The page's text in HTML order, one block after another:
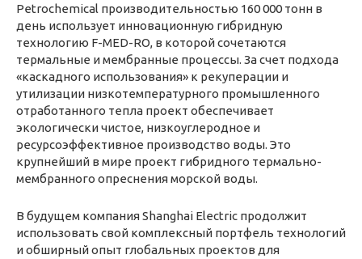
Petrochemical производительностью 160 000 тонн в
день использует инновационную гибридную
технологию F-MED-RO, в которой сочетаются
термальные и мембранные процессы. За счет подхода
«каскадного использования» к рекуперации и
утилизации низкотемпературного промышленного
отработанного тепла проект обеспечивает
экологически чистое, низкоуглеродное и
ресурсоэффективное производство воды. Это
крупнейший в мире проект гибридного термально-
мембранного опреснения морской воды.
В будущем компания Shanghai Electric продолжит
использовать свой комплексный портфель технологий
и обширный опыт глобальных проектов для